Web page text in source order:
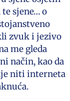
sjene… o
zvuk i jezivo
me gleda
način, kao da
niti interneta